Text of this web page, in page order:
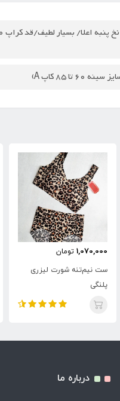
1,070,000 تومان
ست نیم‌تنه شورت لیزری
پلنگی
درباره ما